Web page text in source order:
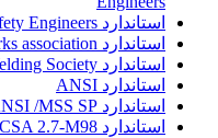
استاندارد American Society of Safety Engineers
استاندارد American water works association
استاندارد American Welding Society
استاندارد ANSI
استاندارد ANSI /MSS SP
استاندارد ANSI Z21.17 CSA 2.7-M98